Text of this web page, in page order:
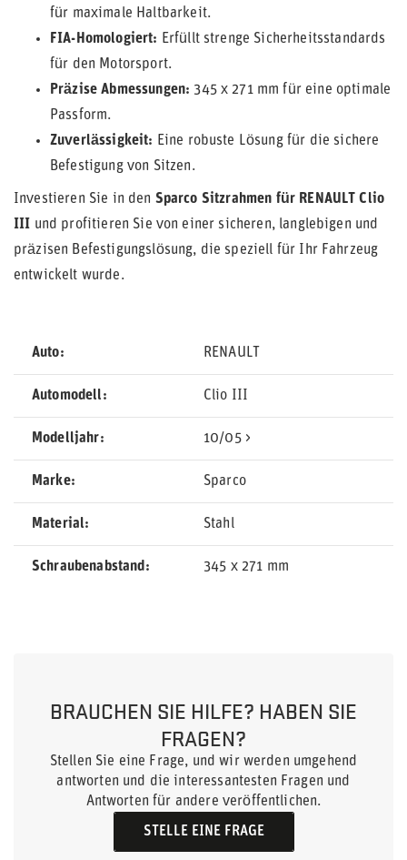
für maximale Haltbarkeit.
FIA-Homologiert: Erfüllt strenge Sicherheitsstandards
für den Motorsport.
Präzise Abmessungen: 345 x 271 mm für eine optimale
Passform.
Zuverlässigkeit: Eine robuste Lösung für die sichere
Befestigung von Sitzen.
Investieren Sie in den Sparco Sitzrahmen für RENAULT Clio
III und profitieren Sie von einer sicheren, langlebigen und
präzisen Befestigungslösung, die speziell für Ihr Fahrzeug
entwickelt wurde.
Auto RENAULT
Automodell Clio III
Modelljahr 10/05 >
Marke Sparco
Material Stahl
Schraubenabstand 345 x 271 mm
BRAUCHEN SIE HILFE? HABEN SIE
FRAGEN?
Stellen Sie eine Frage, und wir werden umgehend
antworten und die interessantesten Fragen und
Antworten für andere veröffentlichen.
STELLE EINE FRAGE